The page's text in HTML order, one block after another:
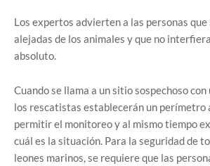
Los expertos advierten a las personas
alejadas de los animales y que no
absoluto.
Cuando se llama a un sitio sospechoso
los rescatistas establecerán un perímetro
permitir el monitoreo y al mismo tiempo
cuál es la situación. Para la seguridad de
leones marinos, se requiere que las